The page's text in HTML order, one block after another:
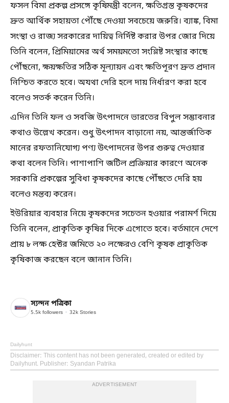
ফসল বিমা প্রকল্প প্রসঙ্গে কৃষিমন্ত্রী বলেন, ক্ষতিগ্রস্ত কৃষকদের
দ্রুত আর্থিক সহায়তা পৌঁছে দেওয়া সবচেয়ে জরুরি। ব্যাঙ্ক, বিমা
সংস্থা ও রাজ্য সরকারের দায়িত্ব নির্দিষ্ট করার উপর জোর দিয়ে
তিনি বলেন, প্রিমিয়ামের অর্থ সময়মতো সংশ্লিষ্ট সংস্থার কাছে
পৌঁছনো, ক্ষয়ক্ষতির সঠিক মূল্যায়ন এবং ক্ষতিপূরণ দ্রুত প্রদান
নিশ্চিত করতে হবে। অযথা দেরি হলে দায় নির্ধারণ করা হবে
বলেও সতর্ক করেন তিনি।
এদিন তিনি ফল ও সবজি উৎপাদনে ভারতের বিপুল সম্ভাবনার
কথাও উল্লেখ করেন। শুধু উৎপাদন বাড়ানো নয়, আন্তর্জাতিক
মানের রফতানিযোগ্য পণ্য উৎপাদনের উপর গুরুত্ব দেওয়ার
কথা বলেন তিনি। পাশাপাশি জটিল প্রক্রিয়ার কারণে অনেক
সরকারি প্রকল্পের সুবিধা কৃষকদের কাছে পৌঁছতে দেরি হয়
বলেও মন্তব্য করেন।
ইউরিয়ার ব্যবহার নিয়ে কৃষকদের সচেতন হওয়ার পরামর্শ দিয়ে
তিনি বলেন, প্রাকৃতিক কৃষির দিকে এগোতে হবে। বর্তমানে দেশে
প্রায় ৮ লক্ষ হেক্টর জমিতে ২০ লক্ষেরও বেশি কৃষক প্রাকৃতিক
কৃষিকাজ করছেন বলে জানান তিনি।
স্যন্দন পত্রিকা
5.5k followers 32k Stories
Dailyhunt
Disclaimer: This content has not been generated, created or edited by
Dailyhunt. Publisher: Syandan Patrika
ADVERTISEMENT